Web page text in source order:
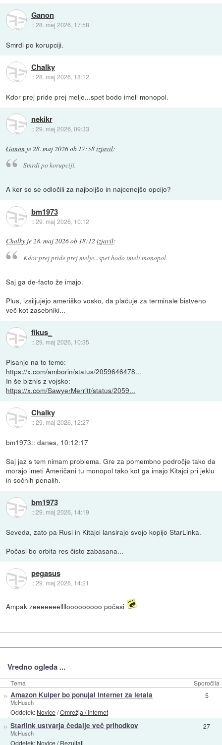
Ganon
::28. maj 2026, 17:58
Smrdi po korupciji.
Chalky
::28. maj 2026, 18:12
Kdor prej pride prej melje...spet bodo imeli monopol.
nekikr
::29. maj 2026, 09:33
Ganon je28. maj 2026 ob 17:58izjavil:
Smrdi po korupciji.
A ker so se odločili za najboljšo in najcenejšo opcijo?
bm1973
::29. maj 2026, 10:12
Chalky je28. maj 2026 ob 18:12 izjavil:
Kdor prej pride prej melje...spet bodo imeli monopol.
Saj ga de-facto že imajo.
Plus, izsiljujejo ameriško vosko, da plačuje za terminale bistveno
več kot zasebniki...
fikus_
::29. maj 2026, 10:35
Pisanje na to temo:
https://x.com/amborin/status/2059646478...
In še biznis z vojsko:
https://x.com/SawyerMerritt/status/2059...
Chalky
::29. maj 2026, 12:27
bm1973:: danes, 10:12:17
Saj jaz s tem nimam problema. Gre za pomembno področje tako da
morajo imeti Američani tu monopol tako kot ga imajo Kitajci pri jeklu
in sočnih penalih.
bm1973
::29. maj 2026, 14:19
Seveda, zato pa Rusi in Kitajci lansirajo svojo kopijo StarLinka.
Počasi bo orbita res čisto zabasana...
pegasus
::29. maj 2026, 14:21
Ampak zeeeeeeellllooooooooo počasi
Vredno ogleda ...
Tema Sporočila
» Amazon Kuiper bo ponujal internet za letala
McHusch
Oddelek: Novice/Omrežja / internet
5
» Starlink ustvarja čedalje več prihodkov
McHusch
Oddelek: Novice/Rezultati
27